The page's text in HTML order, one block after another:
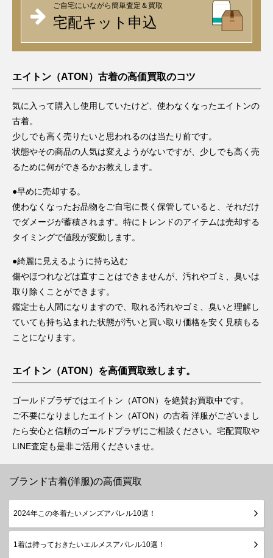
ご自宅にいながら簡単査定＆買取
宅配キット申込
エイトン（ATON）古着の高価買取のコツ
気に入って購入し使用していたけど、使わなくなったエイトンの
古着。
少しでも高く売りたいと思われるのは当たり前です。
状態やその商品の人気は変えようがないですが、少しでも高く売
るために何ができるかお教えします。
●早めに売却する。
使わなくなったお品物をご自宅に長く保管していると、それだけ
でダメージが蓄積されます。特にトレンドのアイテムは売却する
タイミングで値段が変動します。
●綺麗に見えるように持ち込む
傷やほつれなどは直すことはできませんが、汚れやゴミ、臭いは
取り除くことができます。
鑑定士も人間になりますので、取れる汚れやゴミ、臭いと理解し
ていても持ち込まれた状態が汚いと買い取り価格を安く見積もる
ことになります。
エイトン（ATON）を高価買取致します。
ゴールドプラザではエイトン（ATON）を絶賛お買取中です。
ご不要になりましたエイトン（ATON）の古着 洋服がございまし
たら安心と信頼のゴールドプラザにご相談ください。宅配買取や
LINE査定も是非ご活用くださいませ。
ブランド古着(洋服)の高価買取
2024年この冬着たいメンズアパレル10選！
1着は持っておきたいエルメスアパレル10選！